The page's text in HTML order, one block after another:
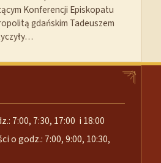
Konferencji Episkopatu
gdańskim Tadeuszem
7:00, 7:30, 17:00 i 18:00
o godz.: 7:00, 9:00, 10:30,